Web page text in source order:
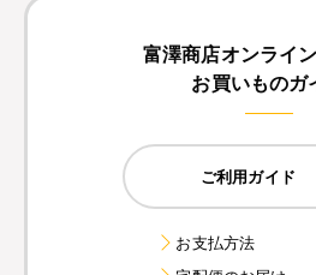
富澤商店オンライ
お買いものガ
ご利用ガイド
お支払方法